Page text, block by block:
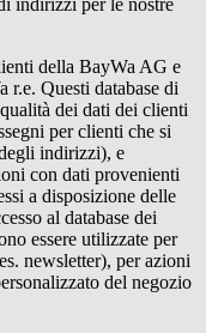
indirizzi per le nostre
della BayWa AG e
r.e. Questi database di
dei dati dei clienti
per clienti che si
indirizzi), e
con dati provenienti
a disposizione delle
al database dei
essere utilizzate per
newsletter), per azioni
del negozio